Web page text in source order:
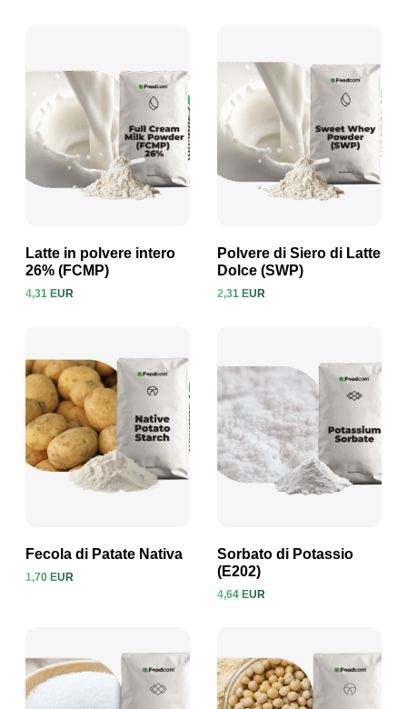
Visualizza prodotto
Latte in polvere intero
26% (FCMP)
4,31 EUR Visualizza prodotto
Polvere di Siero di Latte
Dolce (SWP)
2,31 EUR
Fecola di Patate Nativa
1,70 EUR
Visualizza prodotto
Sorbato di Potassio
(E202)
4,64 EUR